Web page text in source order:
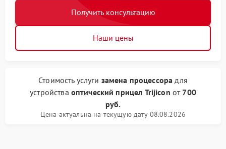
Получить консультацию
Наши цены
Стоимость услуги замена процессора для
устройства оптический прицел Trijicon от 700
руб.
Цена актуальна на текущую дату 08.08.2026